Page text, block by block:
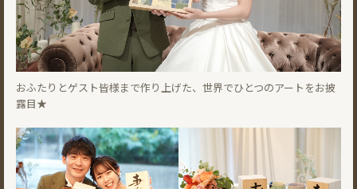
おふたりとゲスト皆様まで作り上げた、世界でひとつのアートをお披
露目★